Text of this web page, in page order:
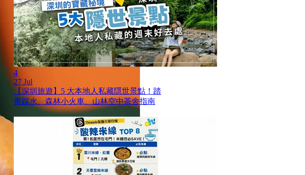
4
27 Jul
【深圳旅遊】5 大本地人私藏隱世景點！踏
青踩水、森林小火車、山林空中茶舍指南